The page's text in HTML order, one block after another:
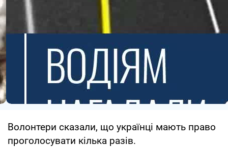
Волонтери сказали, що українці мають право
проголосувати кілька разів.